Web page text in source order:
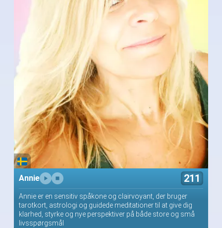
Annie 211
Annie er en sensitiv spåkone og clairvoyant, der bruger
tarotkort, astrologi og guidede meditationer til at give dig
klarhed, styrke og nye perspektiver på både store og små
livsspørgsmål